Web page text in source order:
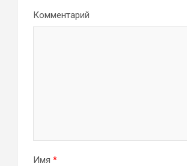
Комментарий
Имя *